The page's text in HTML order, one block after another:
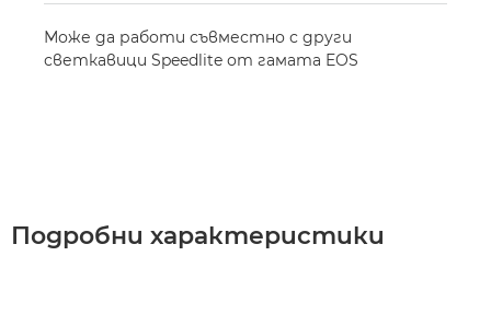
Може да работи съвместно с други
светкавици Speedlite от гамата EOS
Подробни характеристики